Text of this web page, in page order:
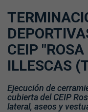
CEIP
ILLESCAS
Ejecución de
cubierta del CEIP
lateral, aseos y